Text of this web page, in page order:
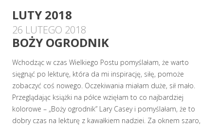
LUTY 2018
26 LUTEGO 2018
BOŻY OGRODNIK
Wchodząc w czas Wielkiego Postu pomyślałam, że warto
sięgnąć po lekturę, która da mi inspirację, siłę, pomoże
zobaczyć coś nowego. Oczekiwania miałam duże, sił mało.
Przeglądając książki na półce wzięłam to co najbardziej
kolorowe – „Boży ogrodnik” Lary Casey i pomyślałam, że to
dobry czas na lekturę z kawałkiem nadziei. Za oknem szaro,